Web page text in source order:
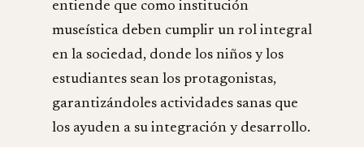
entiende que como institución
museística deben cumplir un rol integral
en la sociedad, donde los niños y los
estudiantes sean los protagonistas,
garantizándoles actividades sanas que
los ayuden a su integración y desarrollo.